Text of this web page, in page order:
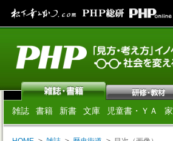
雑誌 書籍 新書 文庫 児童書・ＹＡ